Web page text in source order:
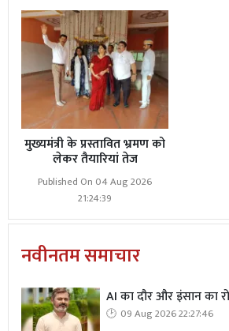
मुख्यमंत्री के प्रस्तावित भ्रमण को
लेकर तैयारियां तेज
Published On 04 Aug 2026
21:24:39
नवीनतम समाचार
AI का दौर और इंसान का
09 Aug 2026 22:27:46